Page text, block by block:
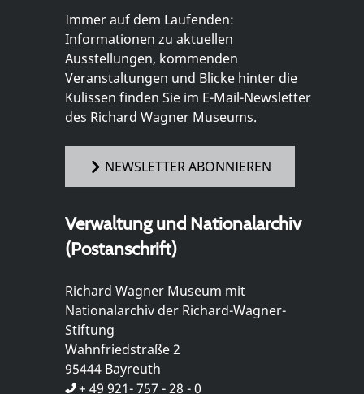
Immer auf dem Laufenden:
Informationen zu aktuellen
Ausstellungen, kommenden
Veranstaltungen und Blicke hinter die
Kulissen finden Sie im E-Mail-Newsletter
des Richard Wagner Museums.
NEWSLETTER ABONNIEREN
Verwaltung und Nationalarchiv
(Postanschrift)
Richard Wagner Museum mit
Nationalarchiv der Richard-Wagner-
Stiftung
Wahnfriedstraße 2
95444 Bayreuth
+ 49 921- 757 - 28 - 0